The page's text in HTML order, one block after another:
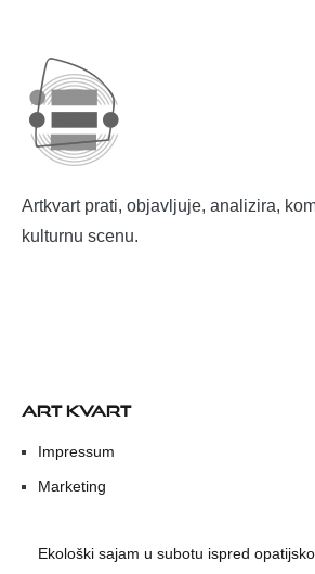
Artkvart prati, objavljuje, analizira,
kulturnu scenu.
ART KVART
Impressum
Marketing
Ekološki sajam u subotu ispred